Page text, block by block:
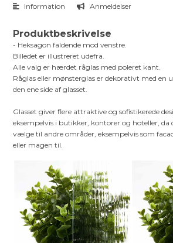
Information Anmeldelser
Produktbeskrivelse
- Heksagon faldende mod venstre.
Billedet er illustreret udefra.
Alle valg er hærdet råglas med poleret kant.
Råglas eller mønsterglas er dekorativt med en
den ene side af glasset.
Glasset giver flere attraktive og sofistikerede
eksempelvis i butikker, kontorer og hoteller,
vælge til andre områder, eksempelvis som
eller magen til.